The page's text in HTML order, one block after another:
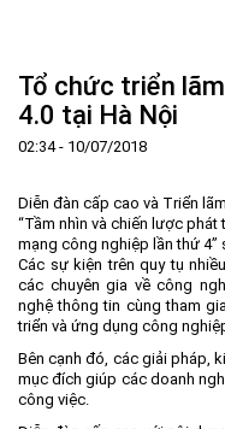
Lịch sử hình thành và
Tầm nhìn - Sứ mệnh
Cơ cấu tổ chức
Chức năng, nhiệm vụ
Tin tức - sự kiện
Ban Quản lý Khu
Doanh nghiệp
Hợp tác quốc tế
Đào tạo và Nghiên cứu
Cách mạng công
Quy hoạch
Quy hoạch khu chức
Vị trí
Cơ sở hạ tầng
Cơ chế ưu đãi đầu tư
Cơ chế Một cửa
Nguồn nhân lực
Nhà đầu tư
Hướng dẫn đầu tư
Trình tự, thủ tục đầu
Tiêu chí đầu tư
Lĩnh vực đầu tư
Quản lý và vận hành
Văn bản pháp luật
Các thủ tục hành
Doanh nghiệp
Đất đai
Thông báo
Thông báo chung
Tuyển dụng
Dữ liệu mở
FAQs
Tổ chức triển
4.0 tại Hà Nội
02:34 - 10/07/2018
Diễn đàn cấp cao và Triển
“Tầm nhìn và chiến lược
mạng công nghiệp lần thứ 4”
Các sự kiện trên quy tụ
các chuyên gia về công
nghệ thông tin cùng tham
triển và ứng dụng công
Bên cạnh đó, các giải pháp,
mục đích giúp các doanh
công việc.